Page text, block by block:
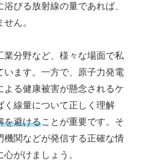
びる放射線の量であれば、
ん。
業分野など、様々な場面で私
います。一方で、原子力発電
よる健康被害が懸念されるケ
く線量について正しく理解
を避けることが重要です。そ
機関などが発信する正確な情
がけましょう。